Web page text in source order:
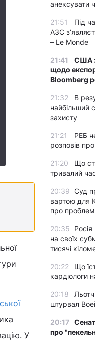
У
анексувати
21:51
Під
АЗС
– Le Monde
21:41
США
щодо
Bloomberg
21:32
В
найбільший
захисту
21:21
РЕБ
розповів
21:20
Що
тривалий
20:39 Суд
вартою для
про
20:35
Росія
на своїх
тисячі
20:22
Що
кардіологи
20:18
штурвал
20:17
про